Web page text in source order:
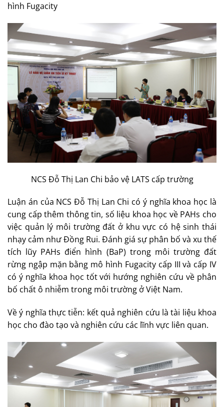
hình Fugacity
NCS Đỗ Thị Lan Chi bảo vệ LATS cấp trường
Luận án của NCS Đỗ Thị Lan Chi có ý nghĩa khoa học là
cung cấp thêm thông tin, số liệu khoa học về PAHs cho
việc quản lý môi trường đất ở khu vực có hệ sinh thái
nhạy cảm như Đồng Rui. Đánh giá sự phân bố và xu thế
tích lũy PAHs điển hình (BaP) trong môi trường đất
rừng ngập mặn bằng mô hình Fugacity cấp III và cấp IV
có ý nghĩa khoa học tốt với hướng nghiên cứu về phân
bố chất ô nhiễm trong môi trường ở Việt Nam.
Về ý nghĩa thực tiễn: kết quả nghiên cứu là tài liệu khoa
học cho đào tạo và nghiên cứu các lĩnh vực liên quan.